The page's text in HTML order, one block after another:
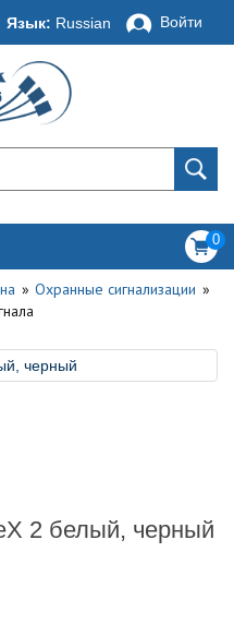
Язык: Russian Войти
0
Охранные сигнализации
2 белый, черный